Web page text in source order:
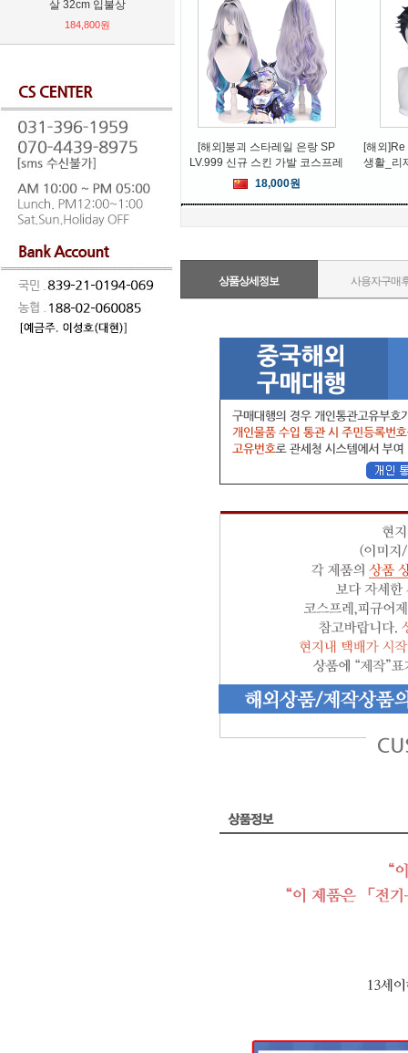
살 32cm 입불상
184,800원 24,480원
바늘
유심
[해외]붕괴 스타레일 은랑 SP
LV.999 신규 스킨 가발 코스프레
18,000원
[해외
생활_리
상품상세정보 사용자구매